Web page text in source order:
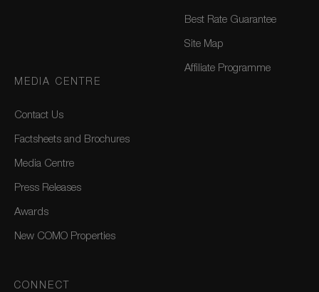
Best Rate Guarantee
Site Map
Affiliate Programme
MEDIA CENTRE
Contact Us
Factsheets and Brochures
Media Centre
Press Releases
Awards
New COMO Properties
CONNECT